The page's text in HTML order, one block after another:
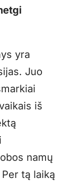
yra
Juo
iš
namų
tą laiką